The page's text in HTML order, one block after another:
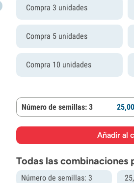
Compra 3 unidades
Compra 5 unidades
Compra 10 unidades
Número de semillas: 3 25,00
Todas las combinaciones
Número de semillas: 3 25,